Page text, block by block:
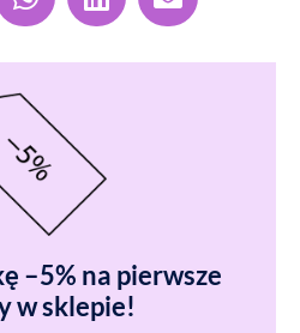
–5% na pierwsze
w sklepie!